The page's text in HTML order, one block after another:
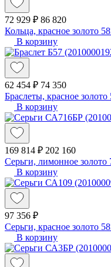
72 929 ₽ 86 820
Кольца, красное золото
В корзину
62 454 ₽ 74 350
Браслеты, красное
В корзину
169 814 ₽ 202 160
Серьги, лимонное золото
В корзину
97 356 ₽
Серьги, красное золото
В корзину